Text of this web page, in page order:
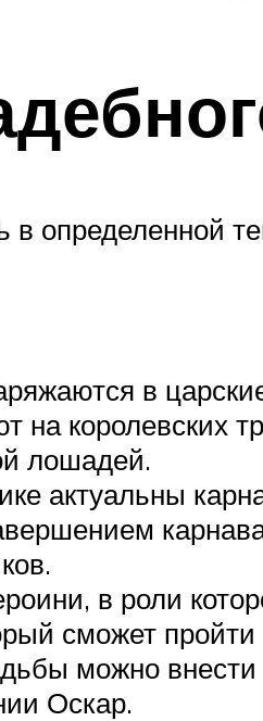
определенной
в
королевских
лошадей.
актуальны
в роли
сможет
можно внести
Оскар.